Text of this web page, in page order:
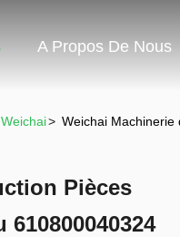
A Propos De Nous
> Weichai Machinerie
Pièces